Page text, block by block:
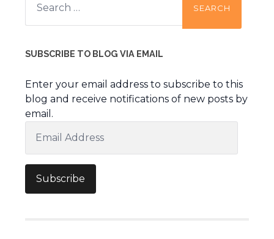
for:
SUBSCRIBE TO BLOG VIA EMAIL
Enter your email address to subscribe to this
blog and receive notifications of new posts by
email.
Address
Subscribe